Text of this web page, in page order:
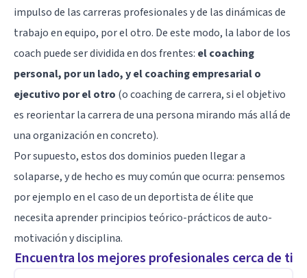
impulso de las carreras profesionales y de las dinámicas de
trabajo en equipo, por el otro. De este modo, la labor de los
coach puede ser dividida en dos frentes: el coaching
personal, por un lado, y el coaching empresarial o
ejecutivo por el otro (o coaching de carrera, si el objetivo
es reorientar la carrera de una persona mirando más allá de
una organización en concreto).
Por supuesto, estos dos dominios pueden llegar a
solaparse, y de hecho es muy común que ocurra: pensemos
por ejemplo en el caso de un deportista de élite que
necesita aprender principios teórico-prácticos de auto-
motivación y disciplina.
Encuentra los mejores profesionales cerca de ti